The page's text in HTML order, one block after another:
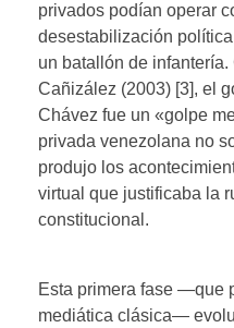
privados podían operar
desestabilización
un batallón de
Cañizález (2003) [3], el
Chávez fue un «golpe
privada venezolana no
produjo los
virtual que justificaba la
constitucional.
Esta primera fase —que
mediática clásica—